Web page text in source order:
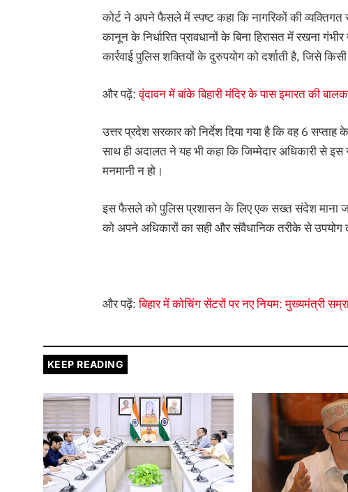
कोर्ट ने अपने फैसले में स्पष्ट कहा कि नागरिकों की व्यक्तिगत
कानून के निर्धारित प्रावधानों के बिना हिरासत में रखना
कार्रवाई पुलिस शक्तियों के दुरुपयोग को दर्शाती है, जिसे
और पढ़ें:वृंदावन में बांके बिहारी मंदिर के पास इमारत की
उत्तर प्रदेश सरकार को निर्देश दिया गया है कि वह 6
साथ ही अदालत ने यह भी कहा कि जिम्मेदार अधिकारी से इस
मनमानी न हो।
इस फैसले को पुलिस प्रशासन के लिए एक सख्त संदेश माना जा
को अपने अधिकारों का सही और संवैधानिक तरीके से उपयोग
और पढ़ें:बिहार में कोचिंग सेंटरों पर नए नियम: मुख्यमंत्री
KEEP READING